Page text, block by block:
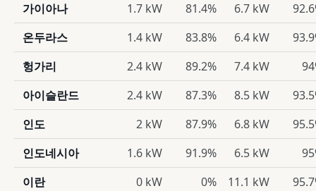
가이아나
1.7 kW 81.4% 6.7 kW
온두라스
1.4 kW 83.8% 6.4 kW
헝가리
2.4 kW 89.2% 7.4 kW
아이슬란드
2.4 kW 87.3% 8.5 kW
인도
2 kW 87.9% 6.8 kW
인도네시아
1.6 kW 91.9% 6.5 kW
이란
0 kW 0% 11.1 kW